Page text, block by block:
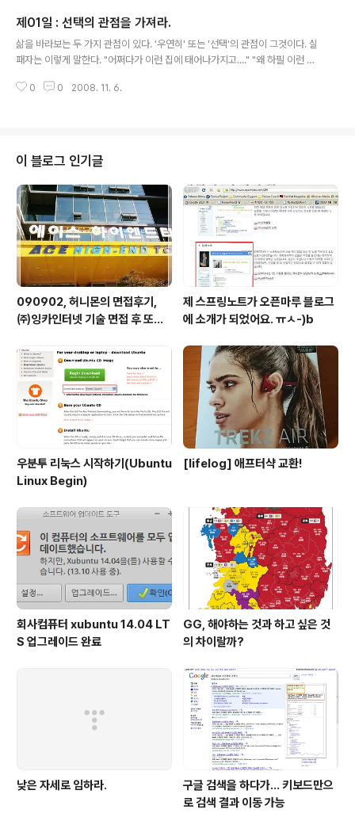
와 현실을 믿는 20대. 꿈을 믿는 20대는 불만족스러운 현실을 용납하지 않는
다. 그들에게 현실은 거짓이다. 꿈이 진실이다. 그들은 가슴속에 시퍼렇게 살아
있는 꿈의 영상을 현실로 만들기 위해 20대를 치열하게 살아간다. 그들은 모
제01일 : 선택의 관점을 가져라.
삶을 바라보는 두 가지 관점이 있다. '우연히' 또는 '선택'의 관점이 그것이다. 실
패자는 이렇게 말한다. "어쩌다가 이런 집에 태어나가지고...." "왜 하필 이런 나
사람들만 아니었으면...." 반면 성공자는 이렇게 말한다. "우리 집은 나부터 시작
다고 믿는다. 또 사람들을 우연히 만났다고 믿는다. '우연히' 시각으로 세상과 인
간관계를 바라보니 핑계가 많을 수밖에 없고 불평불만이 끊이지 ..
0 0 2008. 11. 6.
이 블로그 인기글
090902, 허니몬의 면접후기,
㈜잉카인터넷 기술 면접 후 또한
업!!
제 스프링노트가 오픈마루 블로그
에 소개가 되었어요. ㅠㅅ-)b
우분투 리눅스 시작하기(Ubuntu
Linux Begin)
[lifelog] 애프터샥 교환!
회사컴퓨터 xubuntu 14.04 LT
S 업그레이드 완료
GG, 해야하는 것과 하고 싶은 것
의 차이랄까?
낮은 자세로 임하라.
구글 검색을 하다가... 키보드만으
로 검색 결과 이동 가능